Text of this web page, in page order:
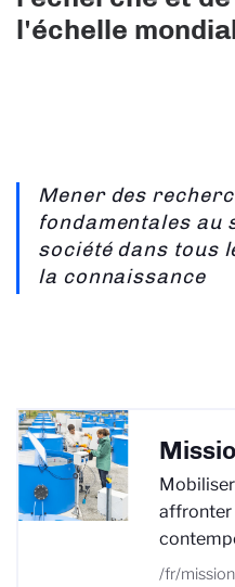
l'échelle
Mener des
fondamentales au
société dans tous
la connaissance
affronter
/fr/